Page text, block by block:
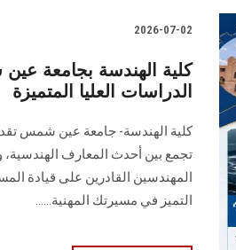
2026-07-02
كلية الهندسة بجامعة
الدراسات العليا المتميزة
كلية الهندسة- جامعة عين شمس
تجمع بين أحدث المعارف الهندسية،
المهندسين القادرين على قيادة
التميز في مسيرتك المهنية......